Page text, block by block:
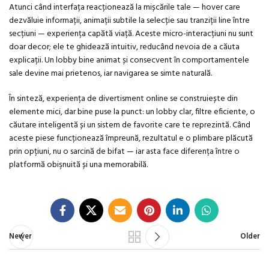
Atunci când interfața reacționează la mișcările tale — hover care
dezvăluie informații, animații subtile la selecție sau tranziții line între
secțiuni — experiența capătă viață. Aceste micro-interacțiuni nu sunt
doar decor; ele te ghidează intuitiv, reducând nevoia de a căuta
explicații. Un lobby bine animat și consecvent în comportamentele
sale devine mai prietenos, iar navigarea se simte naturală.
În sinteză, experiența de divertisment online se construiește din
elemente mici, dar bine puse la punct: un lobby clar, filtre eficiente, o
căutare inteligentă și un sistem de favorite care te reprezintă. Când
aceste piese funcționează împreună, rezultatul e o plimbare plăcută
prin opțiuni, nu o sarcină de bifat — iar asta face diferența între o
platformă obişnuită și una memorabilă.
Newer Older